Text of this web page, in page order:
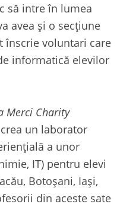
să intre în lumea
avea şi o secţiune
înscrie voluntari care
informatică elevilor
Merci Charity
un laborator
a unor
IT) pentru elevi
Botoşani, Iaşi,
din aceste sate